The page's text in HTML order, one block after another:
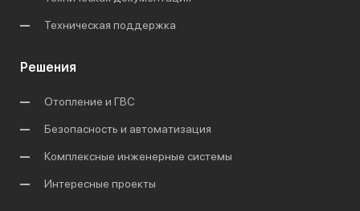
Техническая поддержка
Решения
Отопление и ГВС
Безопасность и автоматизация
Комплексные инженерные системы
Интересные проекты